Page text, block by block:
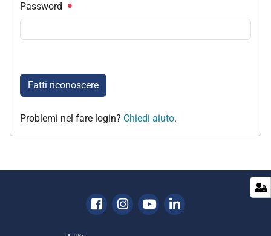
Password
Fatti riconoscere
Problemi nel fare login? Chiedi aiuto.
Facebook
Instagram
YoutubeLinkedin